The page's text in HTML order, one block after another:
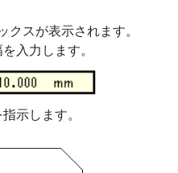
クスが表示されます。
入力します。
示します。